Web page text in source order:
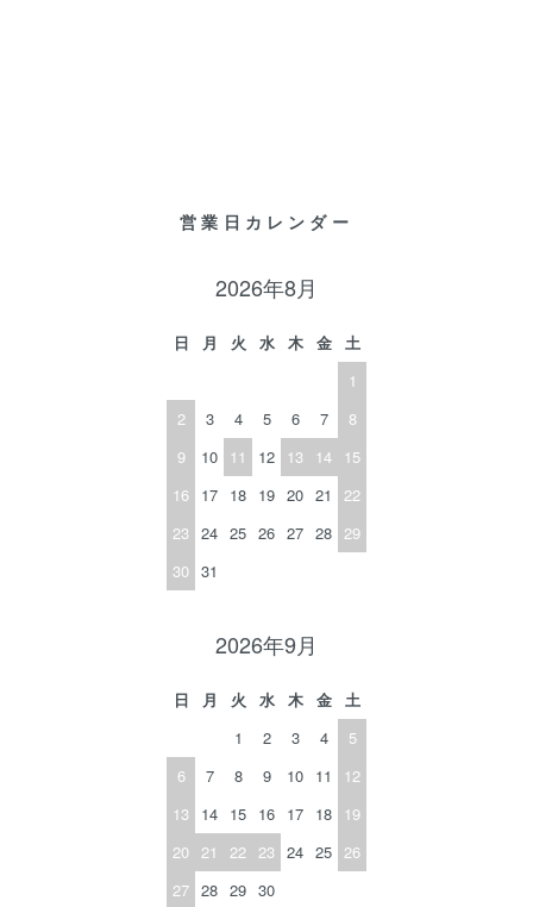
営業日カレンダー
2026年8月
日 月 火 水 木 金
土
1
2
3 4 5 6 7
8
9
10 11 12 13 14
15
16 17 18 19 20 21
22
23 24 25 26 27 28 29
30 31
2026年9月
日 月 火 水 木 金
土
1
2 3 4
5
6
7 8 9 10 11
12
13
14 15 16 17 18
19
20 21 22 23 24 25 26
27 28 29 30